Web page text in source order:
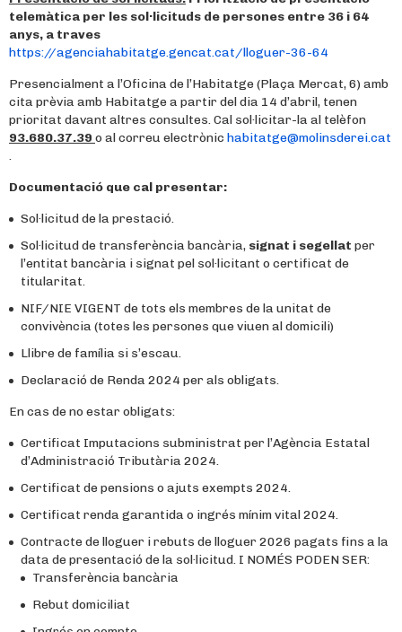
telemàtica per les sol·licituds de persones entre 36 i 64
anys, a traves
https://agenciahabitatge.gencat.cat/lloguer-36-64
Presencialment a l’Oficina de l’Habitatge (Plaça Mercat, 6) amb
cita prèvia amb Habitatge a partir del dia 14 d’abril, tenen
prioritat davant altres consultes. Cal sol·licitar-la al telèfon
93.680.37.39 o al correu electrònic habitatge@molinsderei.cat
.
Documentació que cal presentar:
Sol·licitud de la prestació.
Sol·licitud de transferència bancària, signat i segellat per
l’entitat bancària i signat pel sol·licitant o certificat de
titularitat.
NIF/NIE VIGENT de tots els membres de la unitat de
convivència (totes les persones que viuen al domicili)
Llibre de família si s’escau.
Declaració de Renda 2024 per als obligats.
En cas de no estar obligats:
Certificat Imputacions subministrat per l’Agència Estatal
d’Administració Tributària 2024.
Certificat de pensions o ajuts exempts 2024.
Certificat renda garantida o ingrés mínim vital 2024.
Contracte de lloguer i rebuts de lloguer 2026 pagats fins a la
data de presentació de la sol·licitud. I NOMÉS PODEN SER:
Transferència bancària
Rebut domiciliat